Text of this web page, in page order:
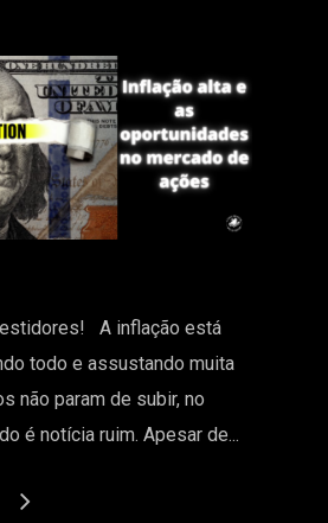
A inflação está
todo e assustando muita
não param de subir, no
é notícia ruim. Apesar de...